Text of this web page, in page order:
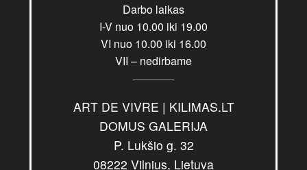
Darbo laikas
I-V nuo 10.00 iki 19.00
VI nuo 10.00 iki 16.00
VII – nedirbame
ART DE VIVRE | KILIMAS.LT
DOMUS GALERIJA
P. Lukšio g. 32
08222 Vilnius, Lietuva